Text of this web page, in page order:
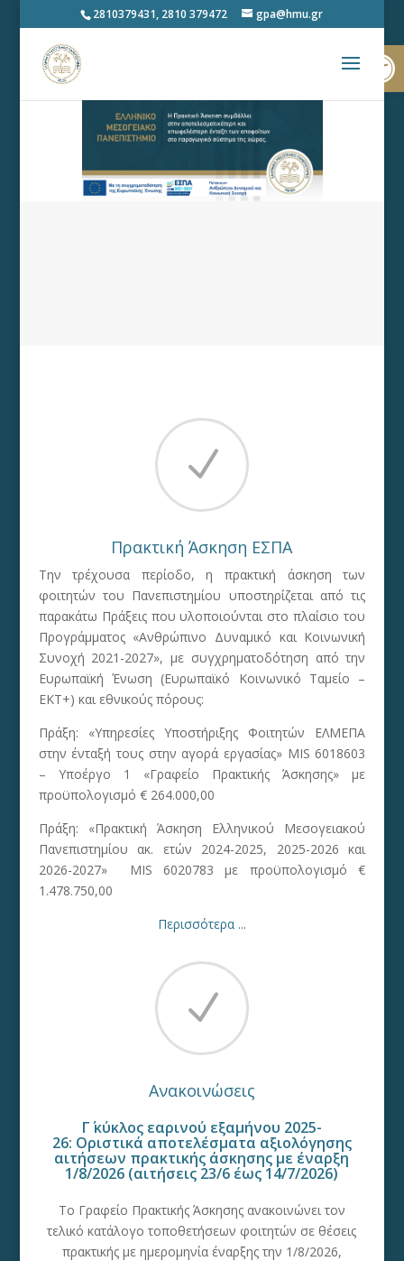
2810379431, 2810 379472 gpa@hmu.gr
N
Πρακτική Άσκηση ΕΣΠΑ
Την τρέχουσα περίοδο, η πρακτική άσκηση των
φοιτητών του Πανεπιστημίου υποστηρίζεται από τις
παρακάτω Πράξεις που υλοποιούνται στο πλαίσιο του
Προγράμματος «Ανθρώπινο Δυναμικό και Κοινωνική
Συνοχή 2021-2027», με συγχρηματοδότηση από την
Ευρωπαϊκή Ένωση (Ευρωπαϊκό Κοινωνικό Ταμείο –
ΕΚΤ+) και εθνικούς πόρους:
Πράξη: «Υπηρεσίες Υποστήριξης Φοιτητών ΕΛΜΕΠΑ
στην ένταξή τους στην αγορά εργασίας» MIS 6018603
– Υποέργο 1 «Γραφείο Πρακτικής Άσκησης» με
προϋπολογισμό € 264.000,00
Πράξη: «Πρακτική Άσκηση Ελληνικού Μεσογειακού
Πανεπιστημίου ακ. ετών 2024-2025, 2025-2026 και
2026-2027» MIS 6020783 με προϋπολογισμό €
1.478.750,00
Περισσότερα ...
N
Ανακοινώσεις
Γ΄ κύκλος εαρινού εξαμήνου 2025-
26: Οριστικά αποτελέσματα αξιολόγησης
αιτήσεων πρακτικής άσκησης με έναρξη
1/8/2026 (αιτήσεις 23/6 έως 14/7/2026)
Το Γραφείο Πρακτικής Άσκησης ανακοινώνει τον
τελικό κατάλογο τοποθετήσεων φοιτητών σε θέσεις
πρακτικής με ημερομηνία έναρξης την 1/8/2026,